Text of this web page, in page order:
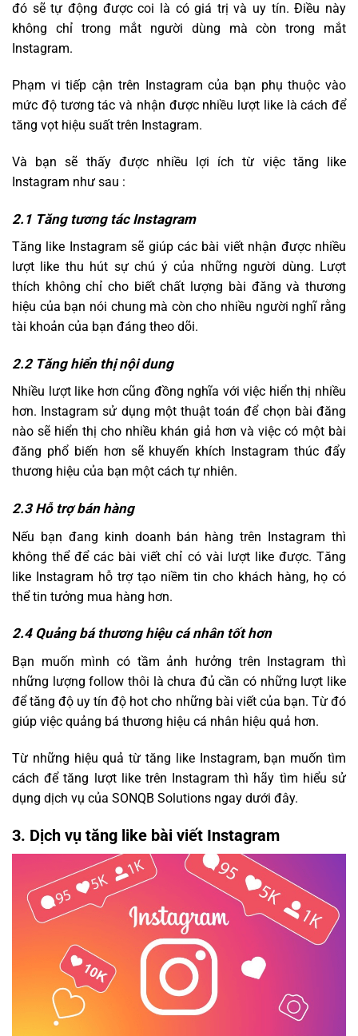
đó sẽ tự động được coi là có giá trị và uy tín. Điều này
không chỉ trong mắt người dùng mà còn trong mắt
Instagram.
Phạm vi tiếp cận trên Instagram của bạn phụ thuộc vào
mức độ tương tác và nhận được nhiều lượt like là cách để
tăng vọt hiệu suất trên Instagram.
Và bạn sẽ thấy được nhiều lợi ích từ việc tăng like
Instagram như sau :
2.1 Tăng tương tác Instagram
Tăng like Instagram sẽ giúp các bài viết nhận được nhiều
lượt like thu hút sự chú ý của những người dùng. Lượt
thích không chỉ cho biết chất lượng bài đăng và thương
hiệu của bạn nói chung mà còn cho nhiều người nghĩ rằng
tài khoản của bạn đáng theo dõi.
2.2 Tăng hiển thị nội dung
Nhiều lượt like hơn cũng đồng nghĩa với việc hiển thị nhiều
hơn. Instagram sử dụng một thuật toán để chọn bài đăng
nào sẽ hiển thị cho nhiều khán giả hơn và việc có một bài
đăng phổ biến hơn sẽ khuyến khích Instagram thúc đẩy
thương hiệu của bạn một cách tự nhiên.
2.3 Hỗ trợ bán hàng
Nếu bạn đang kinh doanh bán hàng trên Instagram thì
không thể để các bài viết chỉ có vài lượt like được. Tăng
like Instagram hỗ trợ tạo niềm tin cho khách hàng, họ có
thể tin tưởng mua hàng hơn.
2.4 Quảng bá thương hiệu cá nhân tốt hơn
Bạn muốn mình có tầm ảnh hưởng trên Instagram thì
những lượng follow thôi là chưa đủ cần có những lượt like
để tăng độ uy tín độ hot cho những bài viết của bạn. Từ đó
giúp việc quảng bá thương hiệu cá nhân hiệu quả hơn.
Từ những hiệu quả từ tăng like Instagram, bạn muốn tìm
cách để tăng lượt like trên Instagram thì hãy tìm hiểu sử
dụng dịch vụ của SONQB Solutions ngay dưới đây.
3. Dịch vụ tăng like bài viết Instagram